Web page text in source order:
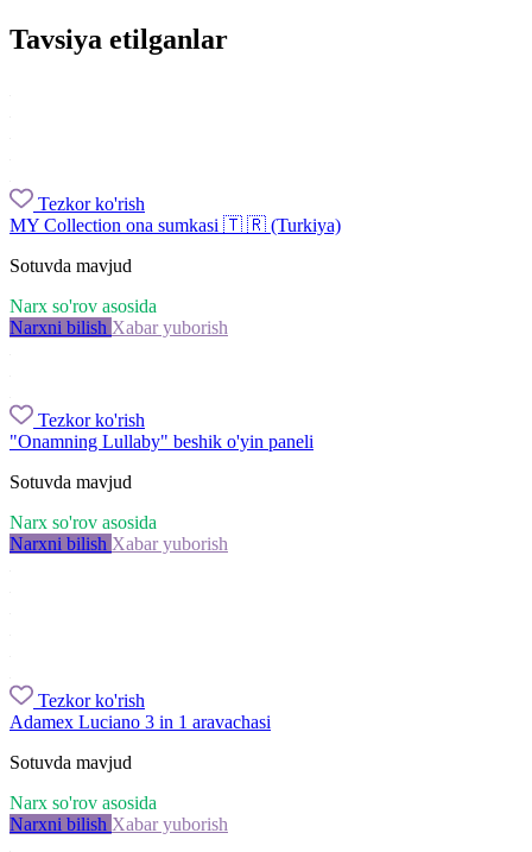
Tavsiya etilganlar
Tezkor ko'rish
MY Collection ona sumkasi 🇹 🇷 (Turkiya)
Sotuvda mavjud
Narx so'rov asosida
Narxni bilish Xabar yuborish
Tezkor ko'rish
"Onamning Lullaby" beshik o'yin paneli
Sotuvda mavjud
Narx so'rov asosida
Narxni bilish Xabar yuborish
Tezkor ko'rish
Adamex Luciano 3 in 1 aravachasi
Sotuvda mavjud
Narx so'rov asosida
Narxni bilish Xabar yuborish